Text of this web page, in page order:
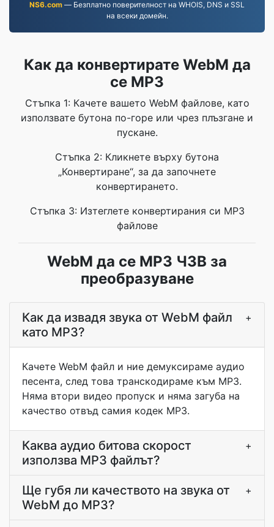
NS6.com — Безплатно поверителност на WHOIS, DNS и SSL
на всеки домейн.
Как да конвертирате WebM да
се MP3
Стъпка 1: Качете вашето WebM файлове, като
използвате бутона по-горе или чрез плъзгане и
пускане.
Стъпка 2: Кликнете върху бутона
„Конвертиране“, за да започнете
конвертирането.
Стъпка 3: Изтеглете конвертирания си MP3
файлове
WebM да се MP3 ЧЗВ за
преобразуване
Как да извадя звука от WebM файл
като MP3?
+
Качете WebM файл и ние демуксираме аудио
песента, след това транскодираме към MP3.
Няма втори видео пропуск и няма загуба на
качество отвъд самия кодек MP3.
Каква аудио битова скорост
използва MP3 файлът?
+
Ще губя ли качеството на звука от
WebM до MP3?
+